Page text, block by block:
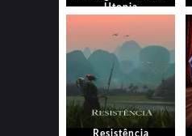
Utopia
Resistência